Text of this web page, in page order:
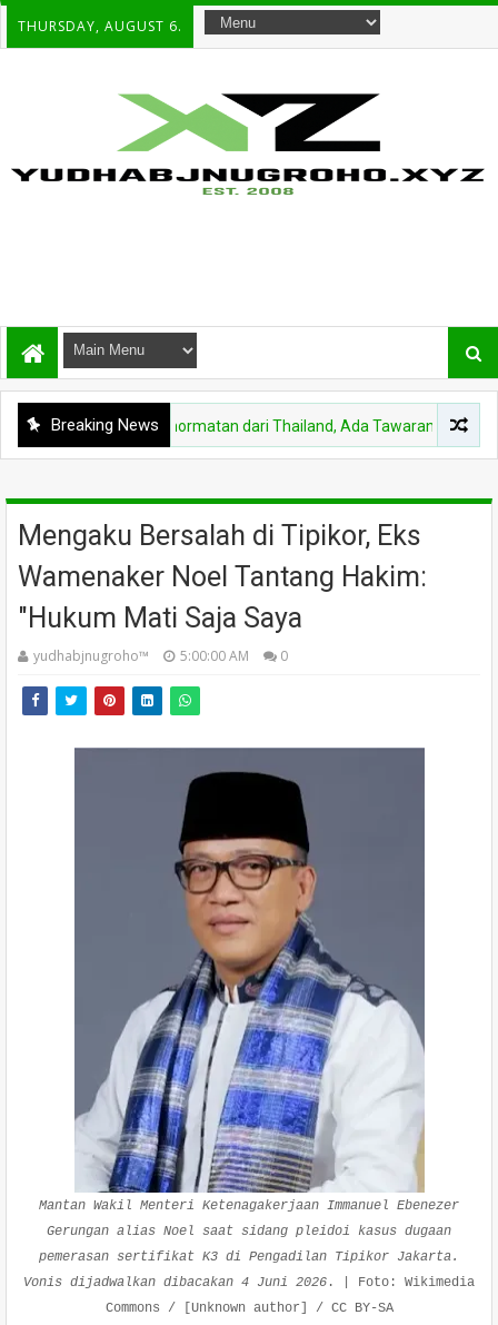
THURSDAY, AUGUST 6.
Breaking News
Balik Medali Kehormatan dari Thailand, Ada Tawaran Strategis untuk
Mengaku Bersalah di Tipikor, Eks
Wamenaker Noel Tantang Hakim:
"Hukum Mati Saja Saya
yudhabjnugroho™️ 5:00:00 AM 0
Mantan Wakil Menteri Ketenagakerjaan Immanuel Ebenezer
Gerungan alias Noel saat sidang pleidoi kasus dugaan
pemerasan sertifikat K3 di Pengadilan Tipikor Jakarta.
Vonis dijadwalkan dibacakan 4 Juni 2026 . | Foto: Wikimedia
Commons / [Unknown author] / CC BY-SA